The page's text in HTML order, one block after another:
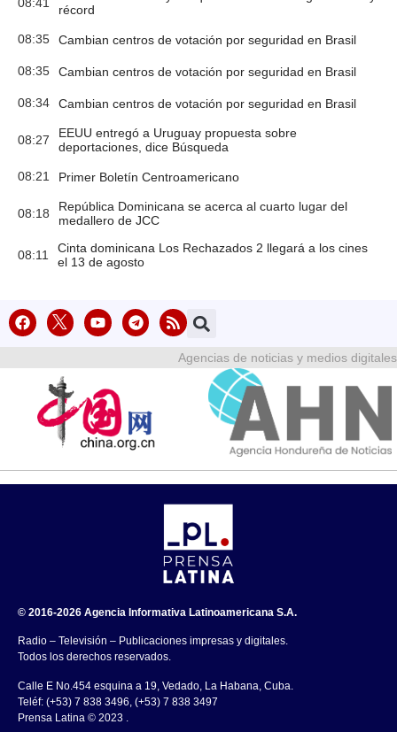
récord
08:35 Cambian centros de votación por seguridad en Brasil
08:35 Cambian centros de votación por seguridad en Brasil
08:34 Cambian centros de votación por seguridad en Brasil
08:27
EEUU entregó a Uruguay propuesta sobre
deportaciones, dice Búsqueda
08:21 Primer Boletín Centroamericano
08:18
República Dominicana se acerca al cuarto lugar del
medallero de JCC
08:11
Cinta dominicana Los Rechazados 2 llegará a los cines
el 13 de agosto
Agencias de noticias y medios digitales
© 2016-2026 Agencia Informativa Latinoamericana S.A.
Radio – Televisión – Publicaciones impresas y digitales.
Todos los derechos reservados.
Calle E No.454 esquina a 19, Vedado, La Habana, Cuba.
Teléf: (+53) 7 838 3496, (+53) 7 838 3497
Prensa Latina © 2023 .